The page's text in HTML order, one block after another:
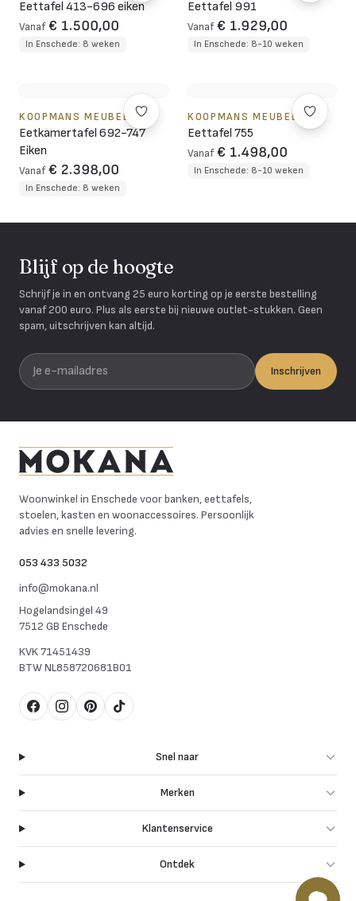
Eettafel 413-696 eiken
Vanaf € 1.500,00
In Enschede: 8 weken
Eettafel 991
Vanaf € 1.929,00
In Enschede: 8-10 weken
KOOPMANS MEUBELEN
Eetkamertafel 692-747
Eiken
Vanaf € 2.398,00
In Enschede: 8 weken
KOOPMANS MEUBELEN
Eettafel 755
Vanaf € 1.498,00
In Enschede: 8-10 weken
Blijf op de hoogte
Schrijf je in en ontvang 25 euro korting op je eerste bestelling
vanaf 200 euro. Plus als eerste bij nieuwe outlet-stukken. Geen
spam, uitschrijven kan altijd.
Je e-mailadres
Inschrijven
Woonwinkel in Enschede voor banken, eettafels,
stoelen, kasten en woonaccessoires. Persoonlijk
advies en snelle levering.
053 433 5032
info@mokana.nl
Hogelandsingel 49
7512 GB Enschede
KVK71451439
BTWNL858720681B01
FacebookInstagram
Pinterest
TikTok
Snel naar
Merken
Klantenservice
Ontdek